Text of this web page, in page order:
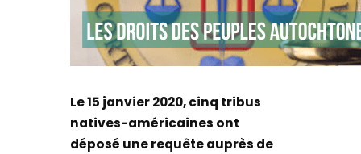
Le 15 janvier 2020, cinq tribus
natives-américaines ont
déposé une requête auprès de